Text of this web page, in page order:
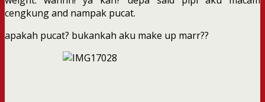
cengkung and nampak pucat.
apakah pucat? bukankah aku make up marr??